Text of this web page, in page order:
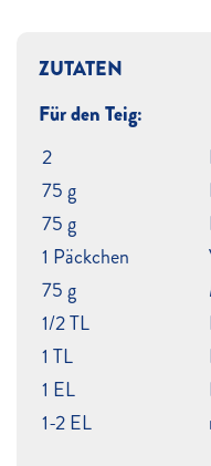
ZUTATEN
Für den Teig:
2
75 g
75 g
1 Päckchen
75 g
1/2 TL
1 TL
1 EL
1-2 EL